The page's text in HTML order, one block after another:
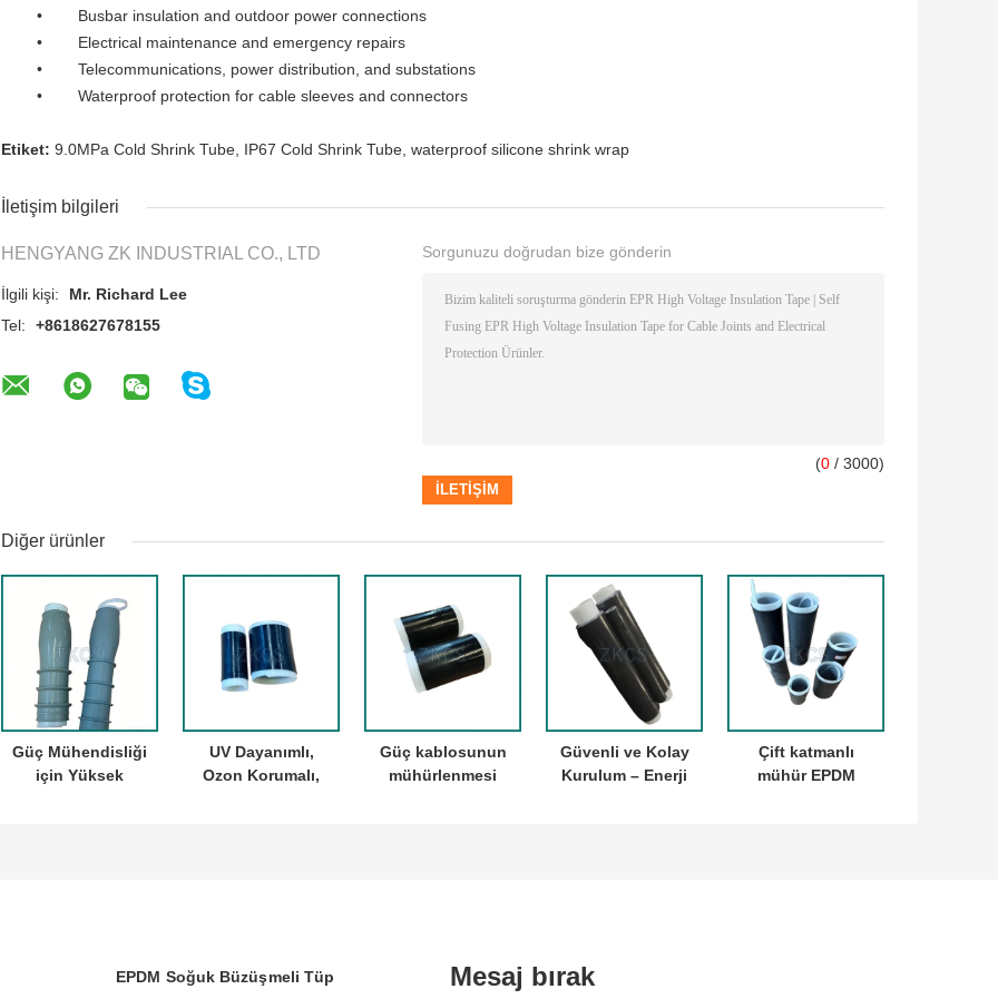
• Busbar insulation and outdoor power connections
• Electrical maintenance and emergency repairs
• Telecommunications, power distribution, and substations
• Waterproof protection for cable sleeves and connectors
Etiket: 9.0MPa Cold Shrink Tube, IP67 Cold Shrink Tube, waterproof silicone shrink wrap
İletişim bilgileri
HENGYANG ZK INDUSTRIAL CO., LTD
İlgili kişi:
Mr. Richard Lee
Tel:
+8618627678155
Sorgunuzu doğrudan bize gönderin
(0 / 3000)
Diğer ürünler
Güç Mühendisliği
için Yüksek
UV Dayanımlı,
Ozon Korumalı,
Güç kablosunun
mühürlenmesi
Güvenli ve Kolay
Kurulum – Enerji
Çift katmanlı
mühür EPDM
EPDM Soğuk Büzüşmeli Tüp Mesaj bırak